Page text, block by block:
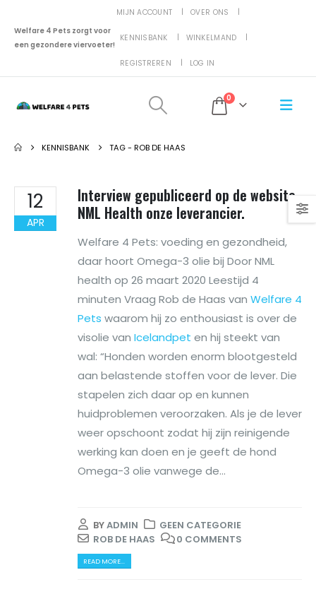
Welfare 4 Pets zorgt voor
een gezondere viervoeter!
MIJN ACCOUNT OVER ONS
KENNISBANK WINKELMAND
REGISTREREN LOG IN
0
KENNISBANK TAG -ROB DE HAAS
12
APR
Interview gepubliceerd op de website
NML Health onze leverancier.
Welfare 4 Pets: voeding en gezondheid,
daar hoort Omega-3 olie bij Door NML
health op 26 maart 2020 Leestijd 4
minuten Vraag Rob de Haas van Welfare 4
Pets waarom hij zo enthousiast is over de
visolie van Icelandpet en hij steekt van
wal: “Honden worden enorm blootgesteld
aan belastende stoffen voor de lever. Die
stapelen zich daar op en kunnen
huidproblemen veroorzaken. Als je de lever
weer opschoont zodat hij zijn reinigende
werking kan doen en je geeft de hond
Omega-3 olie vanwege de...
BYADMIN
GEEN CATEGORIE
ROB DE HAAS
0 COMMENTS
READ MORE...